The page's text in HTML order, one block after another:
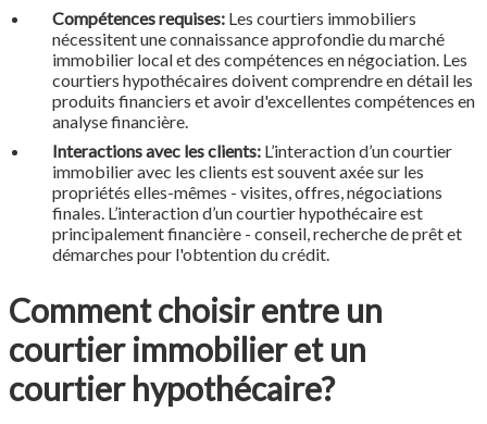
Compétences requises: Les courtiers immobiliers
nécessitent une connaissance approfondie du marché
immobilier local et des compétences en négociation. Les
courtiers hypothécaires doivent comprendre en détail les
produits financiers et avoir d'excellentes compétences en
analyse financière.
Interactions avec les clients: L’interaction d’un courtier
immobilier avec les clients est souvent axée sur les
propriétés elles-mêmes - visites, offres, négociations
finales. L’interaction d’un courtier hypothécaire est
principalement financière - conseil, recherche de prêt et
démarches pour l'obtention du crédit.
Comment choisir entre un
courtier immobilier et un
courtier hypothécaire?